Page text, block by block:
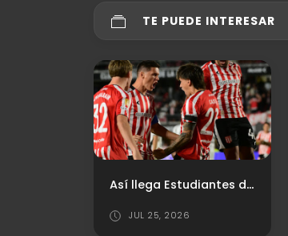
TE PUEDE INTERESAR
Así llega Estudiantes de La Plata
JUL 25, 2026